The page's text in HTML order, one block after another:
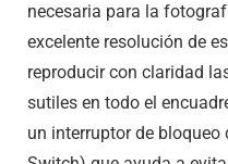
necesaria para la
excelente resolución de
reproducir con claridad
sutiles en todo el
un interruptor de